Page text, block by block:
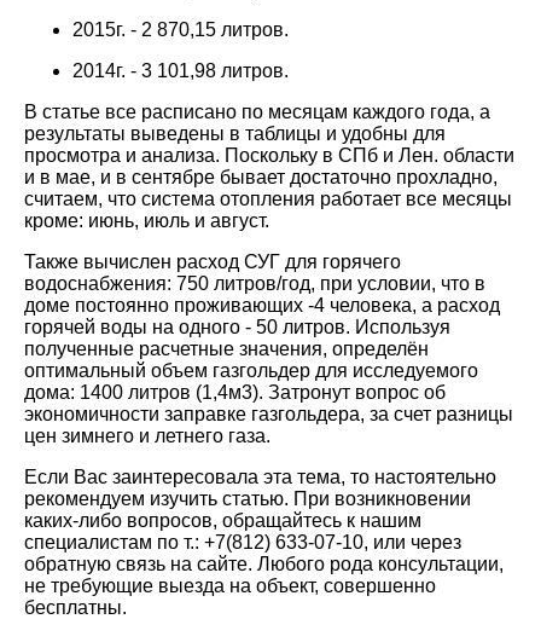
2015г. - 2 870,15 литров.
2014г. - 3 101,98 литров.
В статье все расписано по месяцам каждого года, а
результаты выведены в таблицы и удобны для
просмотра и анализа. Поскольку в СПб и Лен. области
и в мае, и в сентябре бывает достаточно прохладно,
считаем, что система отопления работает все месяцы
кроме: июнь, июль и август.
Также вычислен расход СУГ для горячего
водоснабжения: 750 литров/год, при условии, что в
доме постоянно проживающих -4 человека, а расход
горячей воды на одного - 50 литров. Используя
полученные расчетные значения, определён
оптимальный объем газгольдер для исследуемого
дома: 1400 литров (1,4м3). Затронут вопрос об
экономичности заправке газгольдера, за счет разницы
цен зимнего и летнего газа.
Если Вас заинтересовала эта тема, то настоятельно
рекомендуем изучить статью. При возникновении
каких-либо вопросов, обращайтесь к нашим
специалистам по т.: +7(812) 633-07-10, или через
обратную связь на сайте. Любого рода консультации,
не требующие выезда на объект, совершенно
бесплатны.